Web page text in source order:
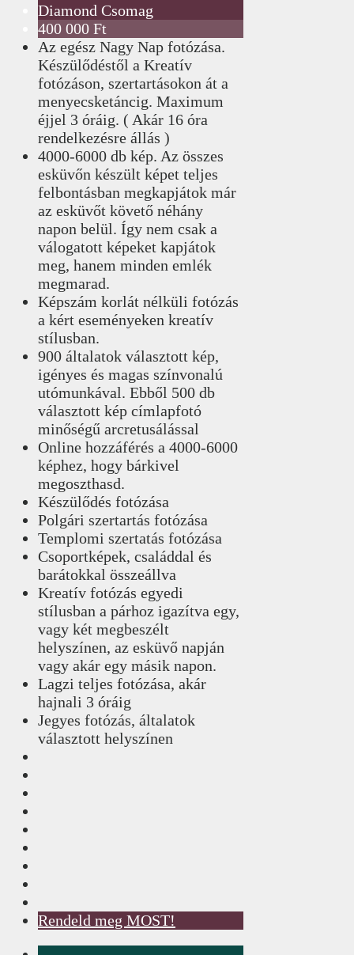
Diamond Csomag
400 000 Ft
Az egész Nagy Nap fotózása.
Készülődéstől a Kreatív
fotózáson, szertartásokon át a
menyecsketáncig. Maximum
éjjel 3 óráig. ( Akár 16 óra
rendelkezésre állás )
4000-6000 db kép. Az összes
esküvőn készült képet teljes
felbontásban megkapjátok már
az esküvőt követő néhány
napon belül. Így nem csak a
válogatott képeket kapjátok
meg, hanem minden emlék
megmarad.
Képszám korlát nélküli fotózás
a kért eseményeken kreatív
stílusban.
900 általatok választott kép,
igényes és magas színvonalú
utómunkával. Ebből 500 db
választott kép címlapfotó
minőségű arcretusálással
Online hozzáférés a 4000-6000
képhez, hogy bárkivel
megoszthasd.
Készülődés fotózása
Polgári szertartás fotózása
Templomi szertatás fotózása
Csoportképek, családdal és
barátokkal összeállva
Kreatív fotózás egyedi
stílusban a párhoz igazítva egy,
vagy két megbeszélt
helyszínen, az esküvő napján
vagy akár egy másik napon.
Lagzi teljes fotózása, akár
hajnali 3 óráig
Jegyes fotózás, általatok
választott helyszínen
Rendeld meg MOST!